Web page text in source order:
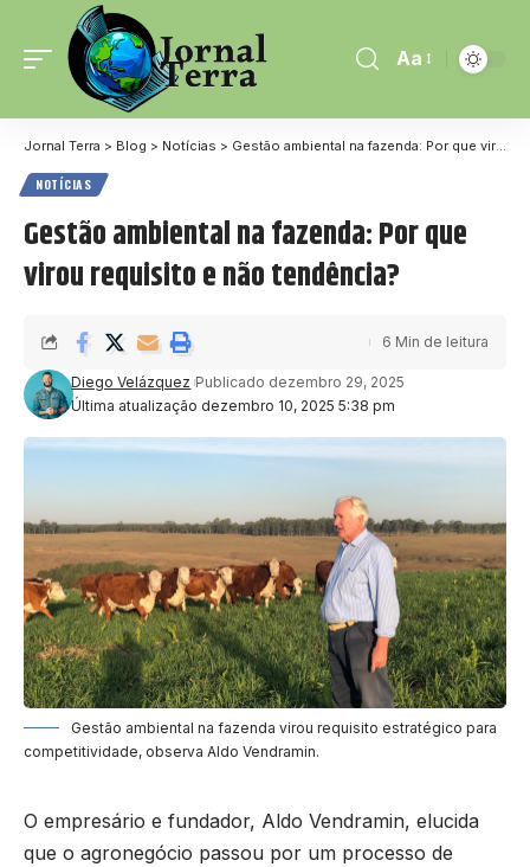
Aa
Jornal Terra > Blog > Notícias > Gestão ambiental na fazenda: Por que virou requisito e não tendência?
NOTÍCIAS
Gestão ambiental na fazenda: Por que
virou requisito e não tendência?
Última atualização dezembro 10, 2025 5:38 pm
Diego Velázquez Publicado dezembro 29, 2025
6 Min de leitura
Gestão ambiental na fazenda virou requisito estratégico para
competitividade, observa Aldo Vendramin.
O empresário e fundador, Aldo Vendramin, elucida
que o agronegócio passou por um processo de